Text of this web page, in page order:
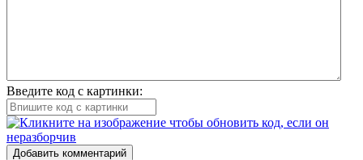
Введите код с картинки:
Добавить комментарий